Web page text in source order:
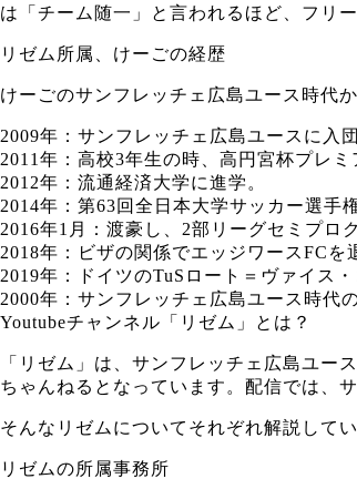
は「チーム随一」と言われるほど、フリ
リゼム所属、けーごの経歴
けーごのサンフレッチェ広島ユース時代
2009年：サンフレッチェ広島ユースに入団
2011年：高校3年生の時、高円宮杯プレミ
2012年：流通経済大学に進学。
2014年：第63回全日本大学サッカー選手
2016年1月：渡豪し、2部リーグセミプロ
2018年：ビザの関係でエッジワースFC
2019年：ドイツのTuSロート＝ヴァイス
2000年：サンフレッチェ広島ユース時代
Youtubeチャンネル「リゼム」とは？
「リゼム」は、サンフレッチェ広島ユー
ちゃんねるとなっています。配信では、
そんなリゼムについてそれぞれ解説してい
リゼムの所属事務所